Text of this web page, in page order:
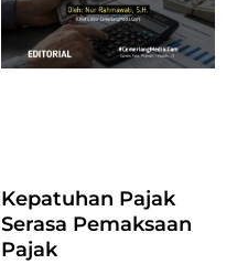
Kepatuhan Pajak
Serasa Pemaksaan
Pajak